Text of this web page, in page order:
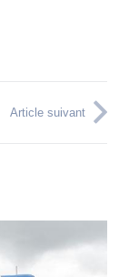
Article suivant